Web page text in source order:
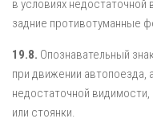
в условиях
задние противотуманные
19.8. Опознавательный
при движении автопоезда,
недостаточной
или стоянки.